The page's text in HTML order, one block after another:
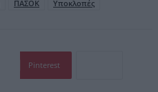
ΠΑΣΟΚ Υποκλοπές
Pinterest